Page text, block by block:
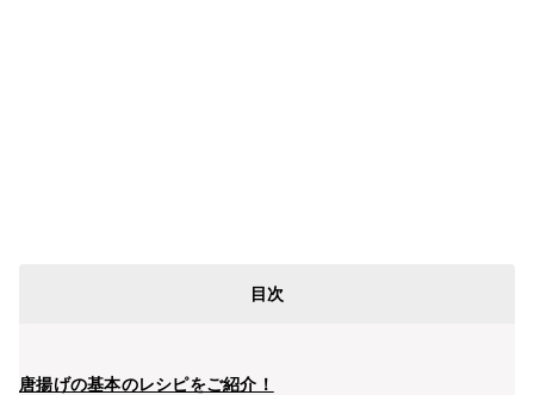
目次
唐揚げの基本のレシピをご紹介！